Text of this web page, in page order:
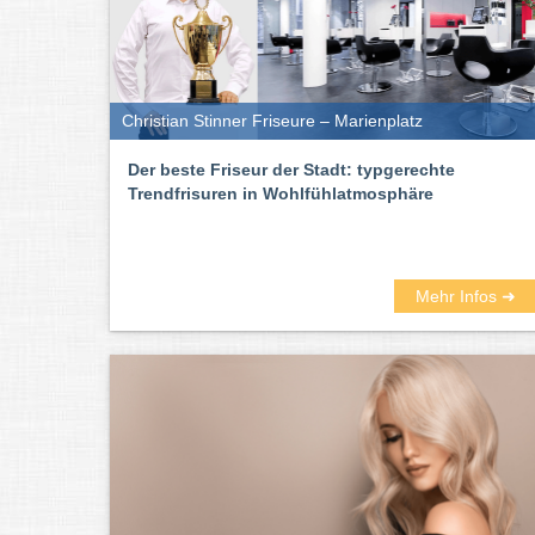
Heutzutage auch ein wichtiger Faktor bei der
ist. Einige Friseur-Salons in München bieten die
findet ihr hier von allen Friseur-Salons die
Die besten Friseure für München
Christian Stinner Friseure – Marienplatz
Der beste Friseur der Stadt: typgerechte
Trendfrisuren in Wohlfühlatmosphäre
Mehr Infos ➜